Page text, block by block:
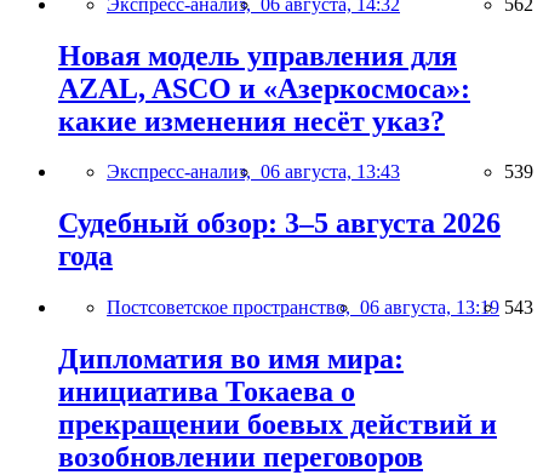
Новая модель управления для
AZAL, ASCO и «Азеркосмоса»:
какие изменения несёт указ?
Экспресс-анализ, 06 августа, 13:43 539
Судебный обзор: 3–5 августа 2026
года
Постсоветское пространство, 06 августа, 13:19 543
Дипломатия во имя мира:
инициатива Токаева о
прекращении боевых действий и
возобновлении переговоров